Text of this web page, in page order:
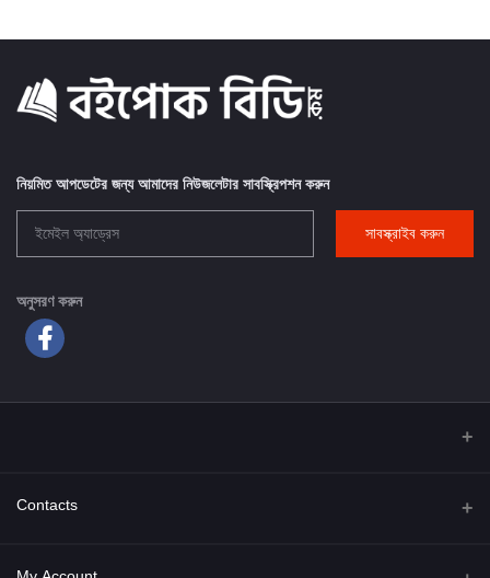
নিয়মিত আপডেটের জন্য আমাদের নিউজলেটার সাবস্ক্রিপশন করুন
সাবস্ক্রাইব করুন
অনুসরণ করুন
Contacts
Address